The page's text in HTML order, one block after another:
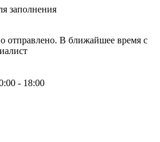
заполнения
отправлено. В ближайшее время с
- 18:00